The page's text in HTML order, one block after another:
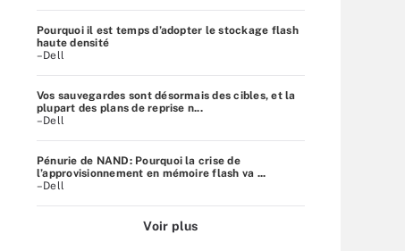
Pourquoi il est temps d’adopter le stockage flash
haute densité
–Dell
Vos sauvegardes sont désormais des cibles, et la
plupart des plans de reprise n...
–Dell
Pénurie de NAND: Pourquoi la crise de
l’approvisionnement en mémoire flash va ...
–Dell
Voir plus